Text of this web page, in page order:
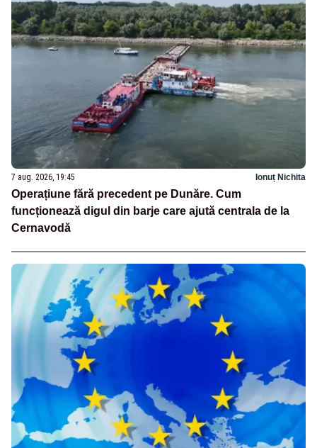
7 aug. 2026, 19:45 Ionuț Nichita
Operațiune fără precedent pe Dunăre. Cum
funcționează digul din barje care ajută centrala de la
Cernavodă